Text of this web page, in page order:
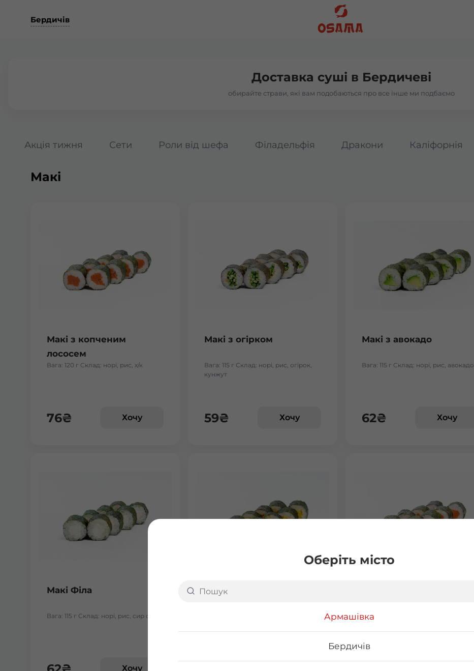
Оберіть місто
Армашівка
Бердичів
Бердичів
Доставка суші в Бердичеві
обирайте страви, які вам подобаються про все інше ми подбаємо
Акція тижня Сети Роли від шефа Філадельфія Дракони Каліфорнія
Макі
Макі з копченим
лососем
Вага: 120 г Склад: норі, рис, х/к
76₴ Хочу
Макі з огірком
Вага: 115 г Склад: норі, рис, огірок,
кунжут
59₴ Хочу
Макі з авокадо
Вага: 115 г Склад: норі, рис, авокадо
62₴ Хочу
Макі Філа
Вага: 115 г Склад: норі, рис, сир філа
Хочу
Макі з манго
Вага: 120 г Склад: норі, рис, лосось